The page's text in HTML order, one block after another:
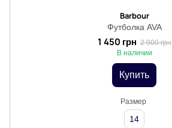
Barbour
Футболка AVA
1 450 грн 2 900 грн
В наличии
Купить
Размер
14